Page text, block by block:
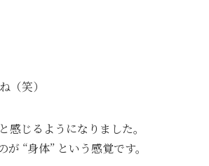
（笑）
じるようになりました。
“身体” という感覚です。